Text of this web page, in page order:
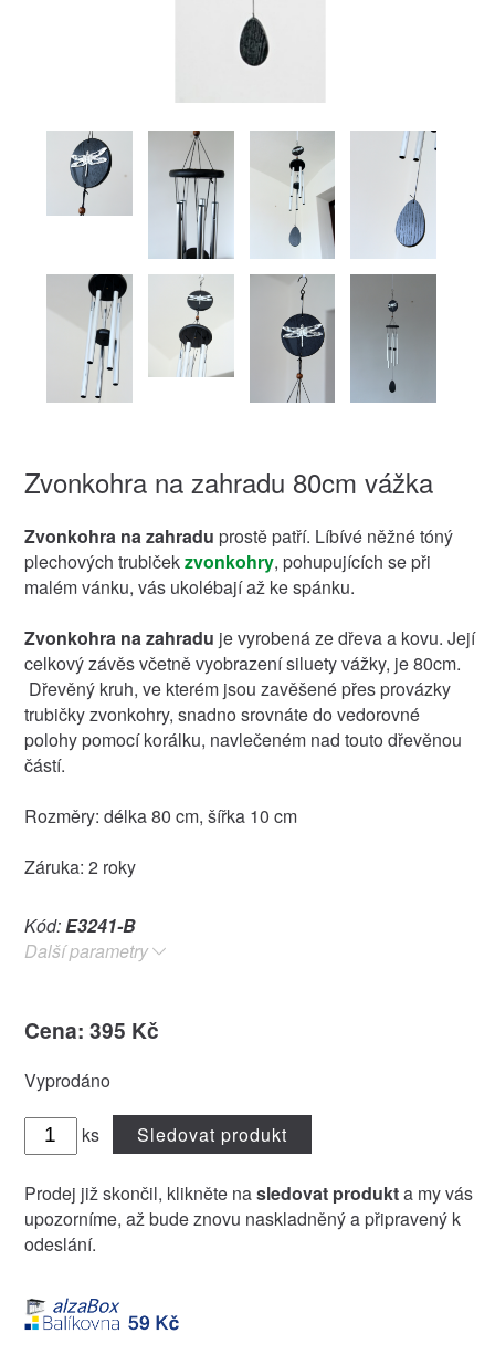
Zvonkohra na zahradu 80cm vážka
Zvonkohra na zahradu prostě patří. Líbívé něžné tóný
plechových trubičekzvonkohry, pohupujících se při
malém vánku, vás ukolébají až ke spánku.
Zvonkohra na zahradu je vyrobená ze dřeva a kovu. Její
celkový závěs včetně vyobrazení siluety vážky, je 80cm.
Dřevěný kruh, ve kterém jsou zavěšené přes provázky
trubičky zvonkohry, snadno srovnáte do vedorovné
polohy pomocí korálku, navlečeném nad touto dřevěnou
částí.
Rozměry: délka 80 cm, šířka 10 cm
Záruka: 2 roky
Kód:E3241-B
Další parametry
Cena: 395 Kč
Vyprodáno
ks Sledovat produkt
Prodej již skončil, klikněte nasledovat produkta my vás
upozorníme, až bude znovu naskladněný a připravený k
odeslání.